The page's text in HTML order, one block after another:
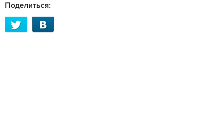
Поделиться: